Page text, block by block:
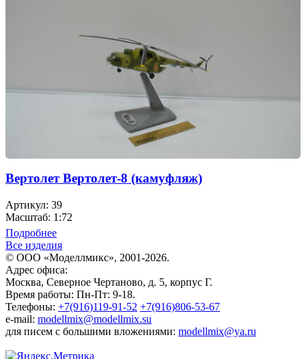
Вертолет Вертолет-8 (камуфляж)
Артикул: 39
Масштаб: 1:72
Подробнее
Все изделия
© ООО «Моделлмикс», 2001-2026.
Адрес офиса:
Москва, Северное Чертаново, д. 5, корпус Г.
Время работы: Пн-Пт: 9-18.
Телефоны: +7(916)119-91-52 +7(916)806-53-67
e-mail: modellmix@modellmix.su
для писем с большими вложениями: modellmix@ya.ru